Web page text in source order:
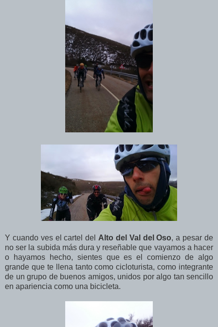
Y cuando ves el cartel del Alto del Val del Oso, a pesar de
no ser la subida más dura y reseñable que vayamos a hacer
o hayamos hecho, sientes que es el comienzo de algo
grande que te llena tanto como cicloturista, como integrante
de un grupo de buenos amigos, unidos por algo tan sencillo
en apariencia como una bicicleta.